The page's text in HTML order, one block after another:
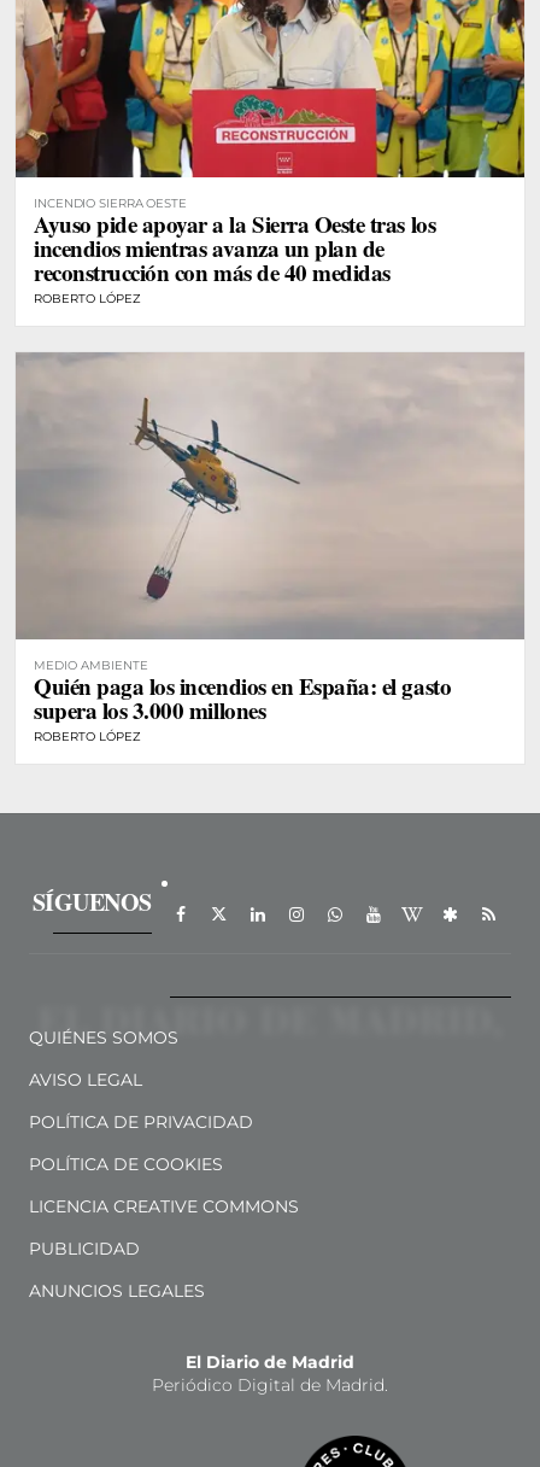
INCENDIO SIERRA OESTE
Ayuso pide apoyar a la Sierra Oeste tras los
incendios mientras avanza un plan de
reconstrucción con más de 40 medidas
ROBERTO LÓPEZ
MEDIO AMBIENTE
Quién paga los incendios en España: el gasto
supera los 3.000 millones
ROBERTO LÓPEZ
SÍGUENOS
QUIÉNES SOMOS
AVISO LEGAL
POLÍTICA DE PRIVACIDAD
POLÍTICA DE COOKIES
LICENCIA CREATIVE COMMONS
PUBLICIDAD
ANUNCIOS LEGALES
El Diario de Madrid
Periódico Digital de Madrid.